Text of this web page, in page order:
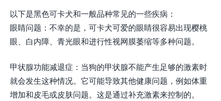
以下是黑色可卡犬和一般品种常见的一些疾病：
眼睛问题：不幸的是，可卡犬可爱的眼睛很容易出现樱桃
眼、白内障、青光眼和进行性视网膜萎缩等多种问题。
甲状腺功能减退症：当狗的甲状腺不能产生足够的激素时
就会发生这种情况。它可能导致其他健康问题，例如体重
增加和皮毛或皮肤问题。这是通过补充激素来控制的。